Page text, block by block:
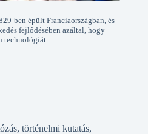
ben épült Franciaországban, és
fejlődésében azáltal, hogy
technológiát.
történelmi kutatás,